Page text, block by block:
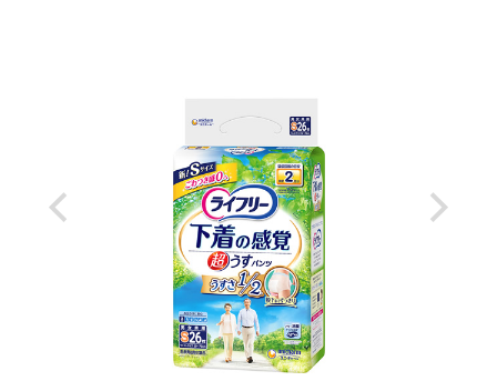
Previous Next